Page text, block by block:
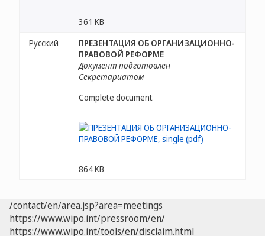
361 KB
Русский
ПРЕЗЕНТАЦИЯ ОБ ОРГАНИЗАЦИОННО-
ПРАВОВОЙ РЕФОРМЕ
Документ подготовлен
Секретариатом
Complete document
864 KB
/contact/en/area.jsp?area=meetings
https://www.wipo.int/pressroom/en/
https://www.wipo.int/tools/en/disclaim.html